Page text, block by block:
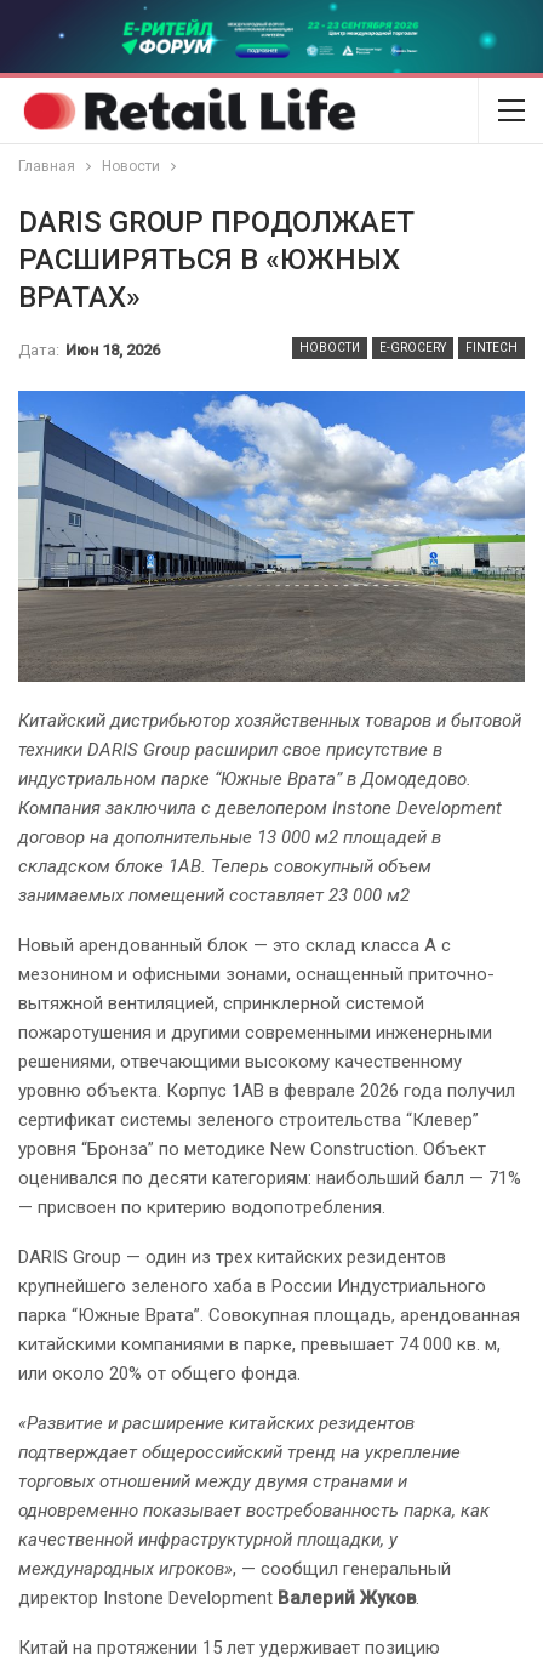
Главная Новости
DARIS GROUP ПРОДОЛЖАЕТ
РАСШИРЯТЬСЯ В «ЮЖНЫХ
ВРАТАХ»
НОВОСТИ E-GROCERY FINTECH
Дата: Июн 18, 2026
Китайский дистрибьютор хозяйственных товаров и бытовой
техники DARIS Group расширил свое присутствие в
индустриальном парке “Южные Врата” в Домодедово.
Компания заключила с девелопером Instone Development
договор на дополнительные 13 000 м2 площадей в
складском блоке 1АВ. Теперь совокупный объем
занимаемых помещений составляет 23 000 м2
Новый арендованный блок — это склад класса А с
мезонином и офисными зонами, оснащенный приточно-
вытяжной вентиляцией, спринклерной системой
пожаротушения и другими современными инженерными
решениями, отвечающими высокому качественному
уровню объекта. Корпус 1АВ в феврале 2026 года получил
сертификат системы зеленого строительства “Клевер”
уровня “Бронза” по методике New Construction. Объект
оценивался по десяти категориям: наибольший балл — 71%
— присвоен по критерию водопотребления.
DARIS Group — один из трех китайских резидентов
крупнейшего зеленого хаба в России Индустриального
парка “Южные Врата”. Совокупная площадь, арендованная
китайскими компаниями в парке, превышает 74 000 кв. м,
или около 20% от общего фонда.
«Развитие и расширение китайских резидентов
подтверждает общероссийский тренд на укрепление
торговых отношений между двумя странами и
одновременно показывает востребованность парка, как
качественной инфраструктурной площадки, у
международных игроков», — сообщил генеральный
директор Instone Development Валерий Жуков.
Китай на протяжении 15 лет удерживает позицию